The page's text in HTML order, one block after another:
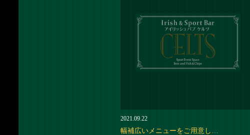
2021.09.22
幅補広いメニューをご用意し…